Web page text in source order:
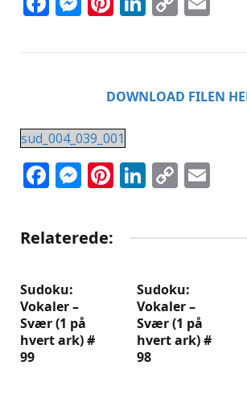
DOWNLOAD FILEN
sud_004_039_001
Facebook
Messenger
Pinterest
LinkedIn
Copy
Relaterede:
Sudoku:
Vokaler –
Svær (1 på
hvert ark) #
99
Sudoku:
Vokaler –
Svær (1 på
hvert ark) #
98